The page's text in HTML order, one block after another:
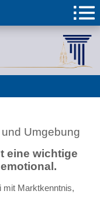
Umgebung
eine wichtige
mit Marktkenntnis,